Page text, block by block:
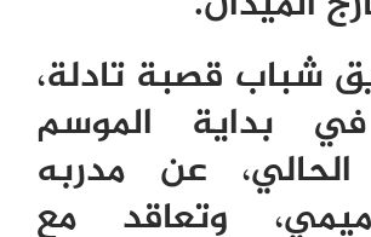
شباب قصبة تادلة،
بداية الموسم
الحالي، عن مدربه
وتعاقد مع